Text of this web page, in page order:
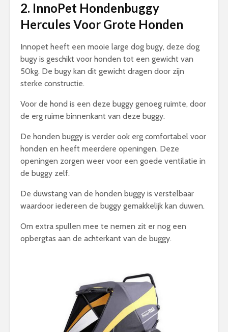
2. InnoPet Hondenbuggy
Hercules Voor Grote Honden
Innopet heeft een mooie large dog bugy, deze dog
bugy is geschikt voor honden tot een gewicht van
50kg. De bugy kan dit gewicht dragen door zijn
sterke constructie.
Voor de hond is een deze buggy genoeg ruimte, door
de erg ruime binnenkant van deze buggy.
De honden buggy is verder ook erg comfortabel voor
honden en heeft meerdere openingen. Deze
openingen zorgen weer voor een goede ventilatie in
de buggy zelf.
De duwstang van de honden buggy is verstelbaar
waardoor iedereen de buggy gemakkelijk kan duwen.
Om extra spullen mee te nemen zit er nog een
opbergtas aan de achterkant van de buggy.